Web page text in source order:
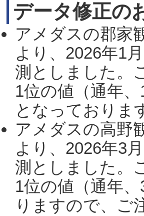
データ修正の
アメダスの郡家
より、2026年1
測としました。
1位の値（通年
となっておりま
アメダスの高野
より、2026年3
測としました。
1位の値（通年
りますので、ご